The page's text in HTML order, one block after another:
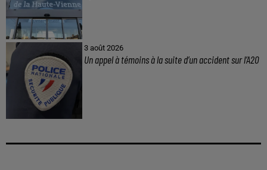
3 août 2026
Un appel à témoins à la suite d’un accident sur l’A20